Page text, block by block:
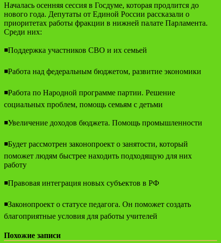
Началась осенняя сессия в Госдуме, которая продлится до
нового года. Депутаты от Единой России рассказали о
приоритетах работы фракции в нижней палате Парламента.
Среди них:
◾️Поддержка участников СВО и их семьей
◾️Работа над федеральным бюджетом, развитие экономики
◾️Работа по Народной программе партии. Решение
социальных проблем, помощь семьям с детьми
◾️Увеличение доходов бюджета. Помощь промышленности
◾️Будет рассмотрен законопроект о занятости, который
поможет людям быстрее находить подходящую для них
работу
◾️Правовая интеграция новых субъектов в РФ
◾️Законопроект о статусе педагога. Он поможет создать
благоприятные условия для работы учителей
Похожие записи